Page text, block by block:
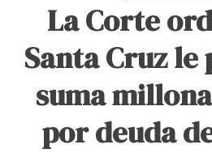
La Corte
Santa Cruz le
suma
por deuda